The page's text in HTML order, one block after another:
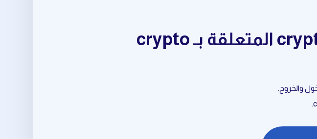
ابدأ باستخدام أدوات crypto trading signals المتعلقة بـ crypto